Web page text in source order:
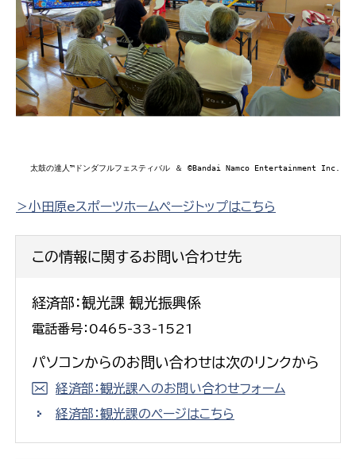
太鼓の達人™ドンダフルフェスティバル ＆ ©Bandai Namco Entertainment Inc.
＞小田原eスポーツホームページトップはこちら
この情報に関するお問い合わせ先
経済部：観光課 観光振興係
電話番号：0465-33-1521
パソコンからのお問い合わせは次のリンクから
経済部：観光課へのお問い合わせフォーム
経済部：観光課のページはこちら